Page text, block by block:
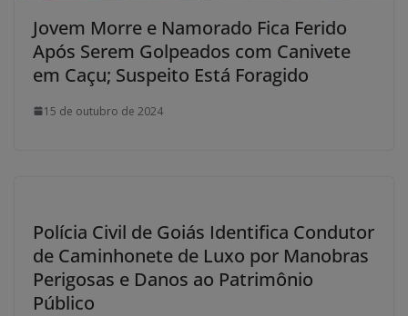
Jovem Morre e Namorado Fica Ferido
Após Serem Golpeados com Canivete
em Caçu; Suspeito Está Foragido
15 de outubro de 2024
Polícia Civil de Goiás Identifica Condutor
de Caminhonete de Luxo por Manobras
Perigosas e Danos ao Patrimônio
Público